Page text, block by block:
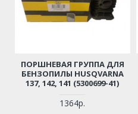
ПОРШНЕВАЯ ГРУППА ДЛЯ
БЕНЗОПИЛЫ HUSQVARNA
137, 142, 141 (5300699-41)
1364р.